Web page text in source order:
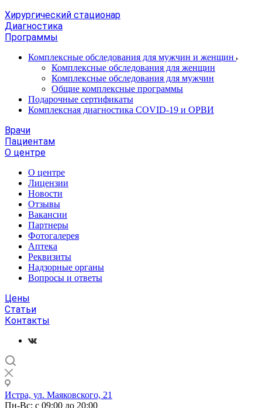
Хирургический стационар
Диагностика
Программы
Комплексные обследования для мужчин и женщин
Комплексные обследования для женщин
Комплексные обследования для мужчин
Общие комплексные программы
Подарочные сертификаты
Комплексная диагностика COVID-19 и ОРВИ
Врачи
Пациентам
О центре
О центре
Лицензии
Новости
Отзывы
Вакансии
Партнеры
Фотогалерея
Аптека
Реквизиты
Надзорные органы
Вопросы и ответы
Цены
Статьи
Контакты
Истра, ул. Маяковского, 21
Пн-Вс: с 09:00 до 20:00